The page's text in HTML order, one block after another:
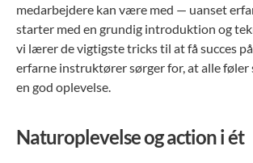
medarbejdere kan være med — uanset
starter med en grundig introduktion og
vi lærer de vigtigste tricks til at få succes
erfarne instruktører sørger for, at alle føler
en god oplevelse.
Naturoplevelse og action i ét